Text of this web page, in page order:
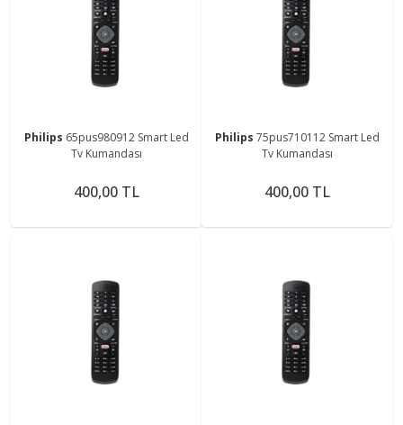
Philips 65pus980912 Smart Led
Tv Kumandası
400,00 TL
Philips 75pus710112 Smart Led
Tv Kumandası
400,00 TL